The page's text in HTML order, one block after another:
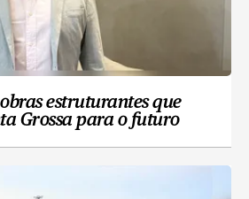
estruturantes que
Grossa para o futuro